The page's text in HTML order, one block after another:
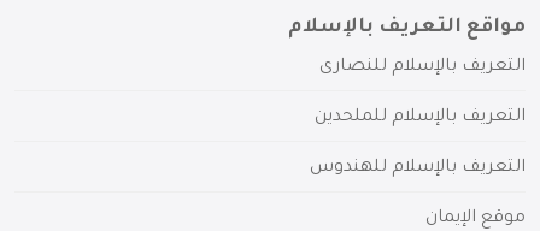
مواقع التعريف بالإسلام
التعريف بالإسلام للنصارى
التعريف بالإسلام للملحدين
التعريف بالإسلام للهندوس
موقع الإيمان